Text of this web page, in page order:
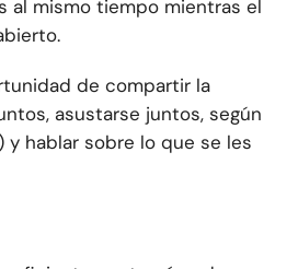
al mismo tiempo mientras el
de compartir la
asustarse juntos, según
y hablar sobre lo que se les